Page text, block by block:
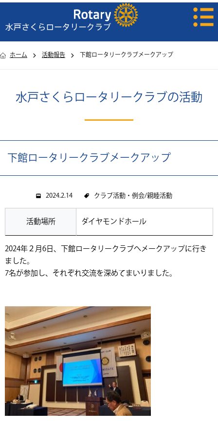
ホーム 活動報告 下館ロータリークラブメークアップ
水戸さくらロータリークラブの活動
下館ロータリークラブメークアップ
2024.2.14 クラブ活動・例会 親睦活動
活動場所 ダイヤモンドホール
2024年２月6日、下館ロータリークラブへメークアップに行き
ました。
7名が参加し、それぞれ交流を深めてまいりました。